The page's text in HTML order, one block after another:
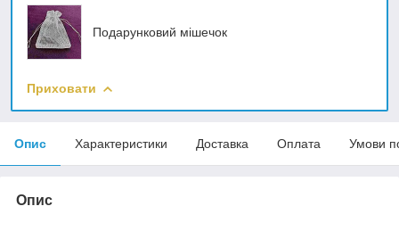
Подарунковий мішечок
Приховати
Опис Характеристики Доставка Оплата Умови
Опис